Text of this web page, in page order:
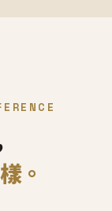
。